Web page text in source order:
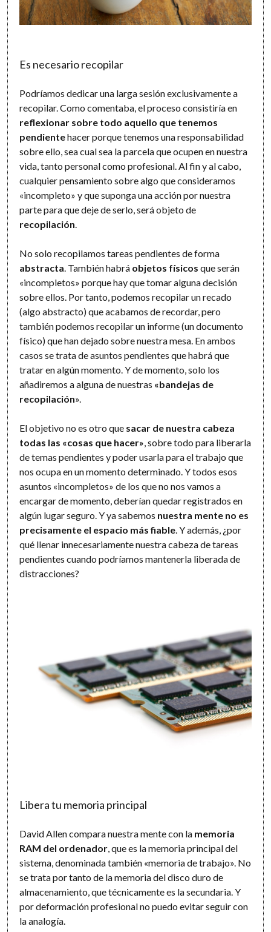
Es necesario recopilar
Podríamos dedicar una larga sesión exclusivamente a
recopilar. Como comentaba, el proceso consistiría en
reflexionar sobre todo aquello que tenemos
pendientehacer porque tenemos una responsabilidad
sobre ello, sea cual sea la parcela que ocupen en nuestra
vida, tanto personal como profesional. Al fin y al cabo,
cualquier pensamiento sobre algo que consideramos
«incompleto» y que suponga una acción por nuestra
parte para que deje de serlo, será objeto de
recopilación.
No solo recopilamos tareas pendientes de forma
abstracta. También habrá objetos físicos que serán
«incompletos» porque hay que tomar alguna decisión
sobre ellos. Por tanto, podemos recopilar un recado
(algo abstracto) que acabamos de recordar, pero
también podemos recopilar un informe (un documento
físico) que han dejado sobre nuestra mesa. En ambos
casos se trata de asuntos pendientes que habrá que
tratar en algún momento. Y de momento, solo los
añadiremos a alguna de nuestras «bandejas de
recopilación».
El objetivo no es otro que sacar de nuestra cabeza
todas las «cosas que hacer», sobre todo para liberarla
de temas pendientes y poder usarla para el trabajo que
nos ocupa en un momento determinado. Y todos esos
asuntos «incompletos» de los que no nos vamos a
encargar de momento, deberían quedar registrados en
algún lugar seguro. Y ya sabemos nuestra mente no es
precisamente el espacio más fiable. Y además, ¿por
qué llenar innecesariamente nuestra cabeza de tareas
pendientes cuando podríamos mantenerla liberada de
distracciones?
Libera tu memoria principal
David Allen compara nuestra mente con la memoria
RAM del ordenador , que es la memoria principal del
sistema, denominada también «memoria de trabajo». No
se trata por tanto de la memoria del disco duro de
almacenamiento, que técnicamente es la secundaria. Y
por deformación profesional no puedo evitar seguir con
la analogía.